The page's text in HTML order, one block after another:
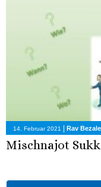
14. Februar 2021 Rav
Mischnajot